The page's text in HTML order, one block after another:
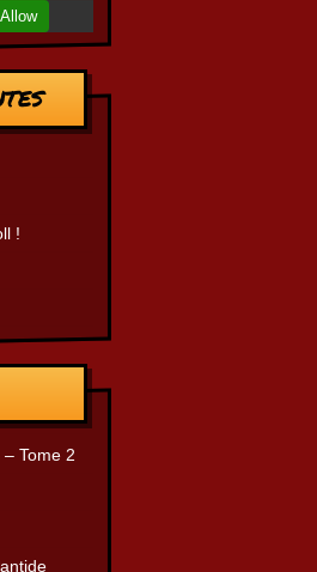
Allow
!
Tome 2